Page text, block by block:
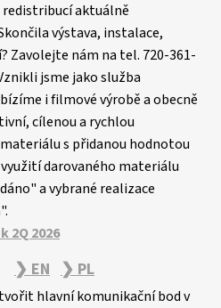
aktuálně
výstava, instalace,
Zavolejte nám na tel. 720-361-
jsme jako služba
i filmové výrobě a obecně
cílenou a rychlou
s přidanou hodnotou
darovaného materiálu
a vybrané realizace
2026
❯ EN ❯ PL
hlavní komunikační bod v